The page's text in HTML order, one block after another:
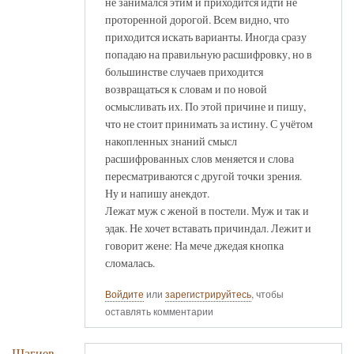
проторенной дорогой. Всем видно, что
приходится искать варианты. Иногда сразу
попадаю на правильную расшифровку, но в
большинстве случаев приходится
возвращаться к словам и по новой
осмысливать их. По этой причине и пишу,
что не стоит принимать за истину. С учётом
накопленных знаний смысл
расшифрованных слов меняется и слова
пересматриваются с другой точки зрения.
Ну и напишу анекдот.
Лежат муж с женой в постели. Муж и так и
эдак. Не хочет вставать причиндал. Лежит и
говорит жене: На мече джедая кнопка
сломалась.
Войдите или зарегистрируйтесь, чтобы
оставлять комментарии